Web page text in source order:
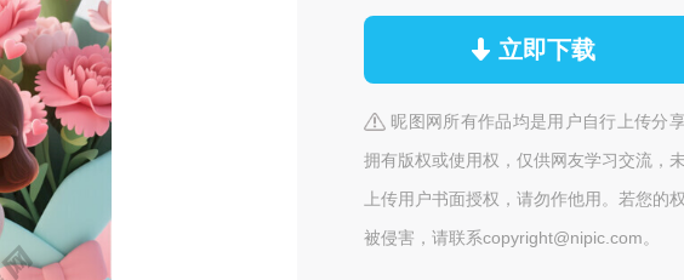
立即下载
昵图网所有作品均是用户自行上传分
拥有版权或使用权，仅供网友学习交流，
上传用户书面授权，请勿作他用。若您的
被侵害，请联系copyright@nipic.com。